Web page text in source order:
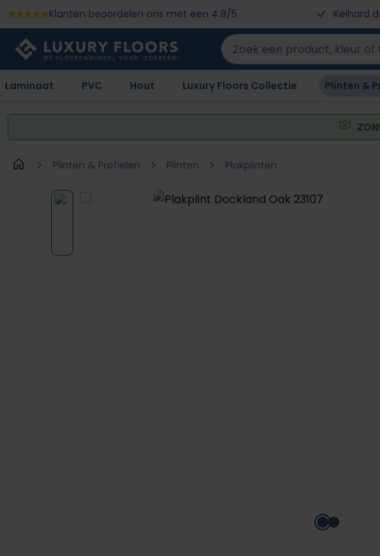
naar de hoofdinhoud
Ga naar de zoekopdracht
Ga naar de hoofdnavigatie
Klanten beoordelen ons met een 4.8/5 Keihard
Laminaat PVC Hout Luxury Floors Collectie Plinten &
Plinten & Profielen Plinten Plakplinten
Afbeeldingengalerij overslaan